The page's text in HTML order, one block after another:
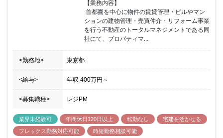
【業務内容】
ションの建物管理・売買仲介・リフォーム事業
を行う不動産のトータルマネジメントである同
社にて、プロパティマ...
<勤務地> 東京都
<給与> 年収 400万円 ～
<募集職種> レジPM
業界未経験可 年間休日120日以上 転勤なし
宅建を活かせる
フレックス勤務対応可能
時短勤務相談可能